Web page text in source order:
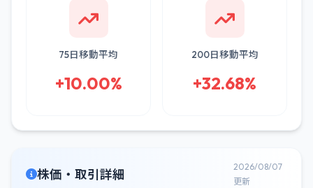
75日移動平均
+10.00%
200日移動平均
+32.68%
株価・取引詳細
2026/08/07
更新